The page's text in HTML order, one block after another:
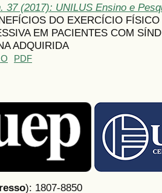
37 (2017): UNILUS Ensino e
DO EXERCÍCIO
EM PACIENTES COM
ADQUIRIDA
PDF
): 1807-8850